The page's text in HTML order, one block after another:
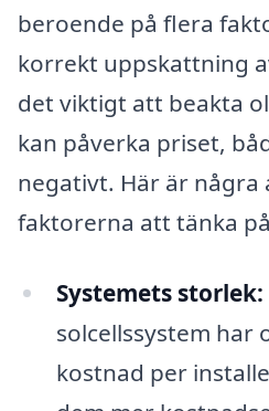
beroende på flera
korrekt uppskattning
det viktigt att beakta
kan påverka priset,
negativt. Här är några
faktorerna att tänka
Systemets storlek:
solcellssystem har
kostnad per